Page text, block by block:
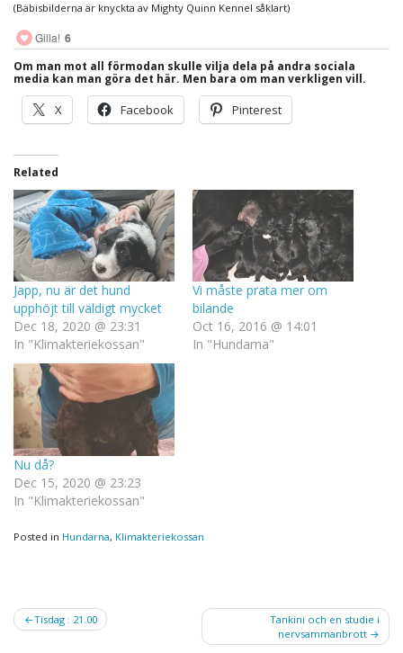
(Bäbisbilderna är knyckta av Mighty Quinn Kennel såklart)
Gilla! 6
Om man mot all förmodan skulle vilja dela på andra sociala
media kan man göra det här. Men bara om man verkligen vill.
X Facebook Pinterest
Related
Japp, nu är det hund
upphöjt till väldigt mycket
Dec 18, 2020 @ 23:31
In "Klimakteriekossan"
Vi måste prata mer om
bilande
Oct 16, 2016 @ 14:01
In "Hundarna"
Nu då?
Dec 15, 2020 @ 23:23
In "Klimakteriekossan"
Posted in Hundarna, Klimakteriekossan
PostTisdag : 21.00
Tankini och en studie i
nervsammanbrott